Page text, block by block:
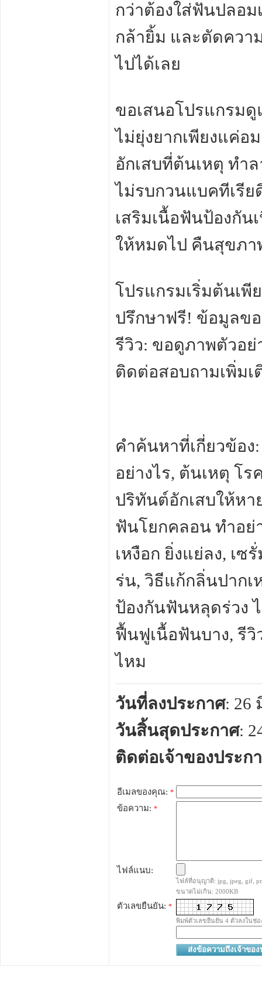
กว่าต้องใส่ฟันปลอม
กล้ายิ้ม และตัดควา
ไปได้เลย
ขอเสนอโปรแกรม
ไม่ยุ่งยากเพียงแค่อ
อักเสบที่ต้นเหตุ ทำ
ไม่รบกวนแบคทีเรีย
เสริมเนื้อฟันป้องกัน
ให้หมดไป คืนสุขภ
โปรแกรมเริ่มต้นเพี
ปรึกษาฟรี! ข้อมูลข
รีวิว: ขอดูภาพตัวอย่
ติดต่อสอบถามเพิ่มเ
คำค้นหาที่เกี่ยวข้อง
อย่างไร, ต้นเหตุ โ
ปริทันต์อักเสบให้หา
ฟันโยกคลอน ทำอย่
เหงือก ยิ่งแย่ลง, เซ
ร่น, วิธีแก้กลิ่นปาก
ป้องกันฟันหลุดร่วง
ฟื้นฟูเนื้อฟันบาง, รีวิ
ไหม
วันที่ลงประกาศ: 26
วันสิ้นสุดประกาศ:
ติดต่อเจ้าของประก
อีเมลของคุณ: *
ข้อความ: *
ไฟล์แนบ:
ไฟล์ที่อนุญาติ: jpg, jpeg, gif,
ขนาดไม่เกิน: 2000KB
ตัวเลขยืนยัน: *
พิมพ์ตัวเลขยืนยัน 4 ตัวลงในช่อ
ส่งข้อความถึงเจ้าของ